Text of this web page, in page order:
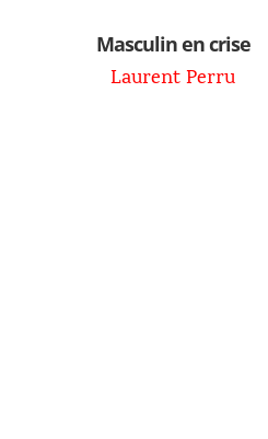
Masculin en crise
Laurent Perru